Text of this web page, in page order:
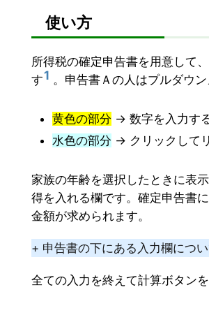
使い方
所得税の確定申告書を用意して
す1 。申告書Ａの人はプルダウ
黄色の部分 → 数字を入力す
水色の部分 → クリックして
家族の年齢を選択したときに表
得を入れる欄です。確定申告書
金額が求められます。
+ 申告書の下にある入力欄につ
全ての入力を終えて計算ボタン